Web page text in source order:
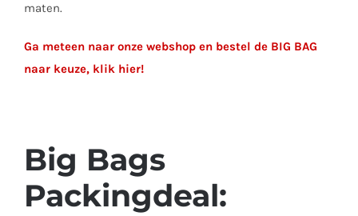
maten.
Ga meteen naar onze webshop en bestel de BIG BAG
naar keuze, klik hier!
Big Bags
Packingdeal: